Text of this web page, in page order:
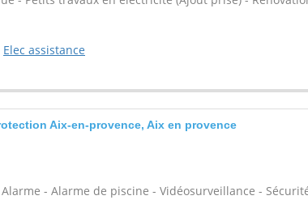
Elec assistance
Aix-en-provence, Aix en provence
- Alarme de piscine - Vidéosurveillance -